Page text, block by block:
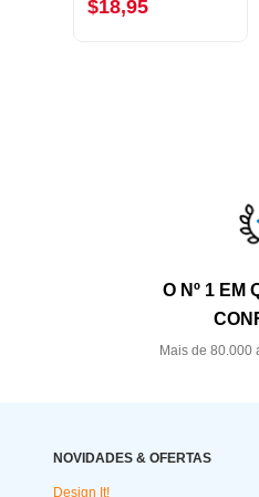
$18,95
O Nº 1 EM
Mais de 80.000
NOVIDADES & OFERTAS
Design It!